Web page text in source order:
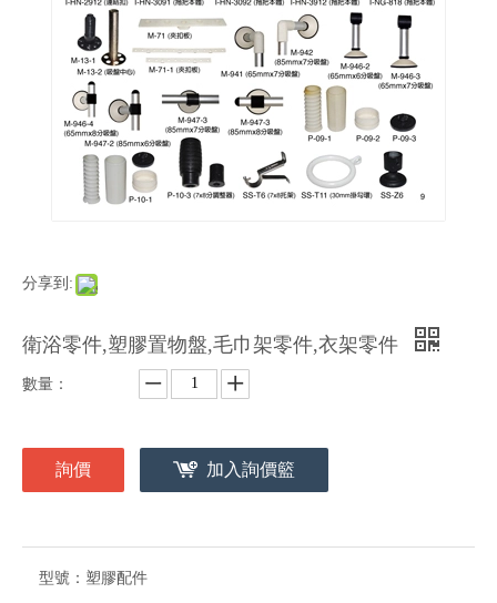
分享到:
衛浴零件,塑膠置物盤,毛巾架零件,衣架零件
數量：
詢價 加入詢價籃
型號： 塑膠配件